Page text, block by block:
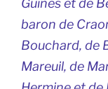
Guînes et de
baron de
Bouchard, de
Mareuil, de